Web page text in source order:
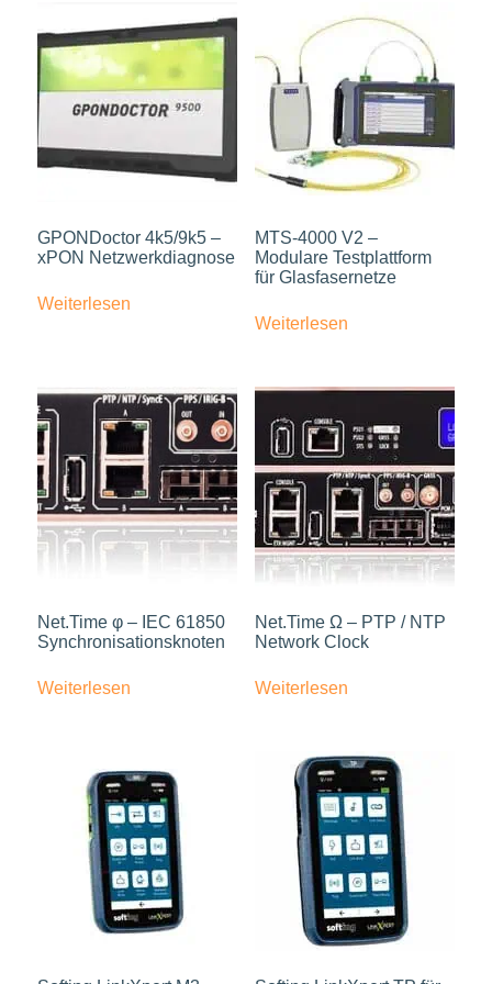
GPONDoctor 4k5/9k5 –
xPON Netzwerkdiagnose
Weiterlesen
MTS-4000 V2 –
Modulare Testplattform
für Glasfasernetze
Weiterlesen
Net.Time φ – IEC 61850
Synchronisationsknoten
Weiterlesen
Net.Time Ω – PTP / NTP
Network Clock
Weiterlesen